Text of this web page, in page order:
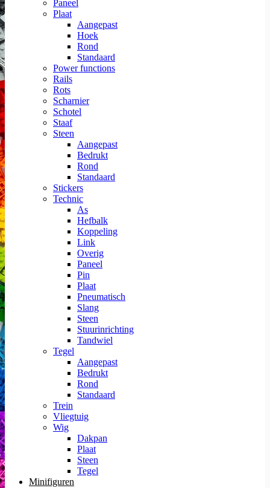
Paneel
Plaat
Aangepast
Hoek
Rond
Standaard
Power functions
Rails
Rots
Scharnier
Schotel
Staaf
Steen
Aangepast
Bedrukt
Rond
Standaard
Stickers
Technic
As
Hefbalk
Koppeling
Link
Overig
Paneel
Pin
Plaat
Pneumatisch
Slang
Steen
Stuurinrichting
Tandwiel
Tegel
Aangepast
Bedrukt
Rond
Standaard
Trein
Vliegtuig
Wig
Dakpan
Plaat
Steen
Tegel
Minifiguren